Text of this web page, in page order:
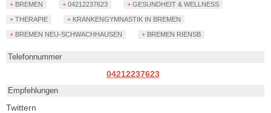
+ BREMEN + 04212237623 + GESUNDHEIT & WELLNESS
+ THERAPIE + KRANKENGYMNASTIK IN BREMEN
+ BREMEN NEU-SCHWACHHAUSEN + BREMEN RIENSB
Telefonnummer
04212237623
Empfehlungen
Twittern